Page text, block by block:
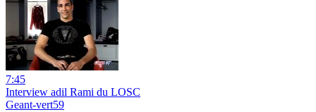
7:45
Interview adil Rami du LOSC
Geant-vert59